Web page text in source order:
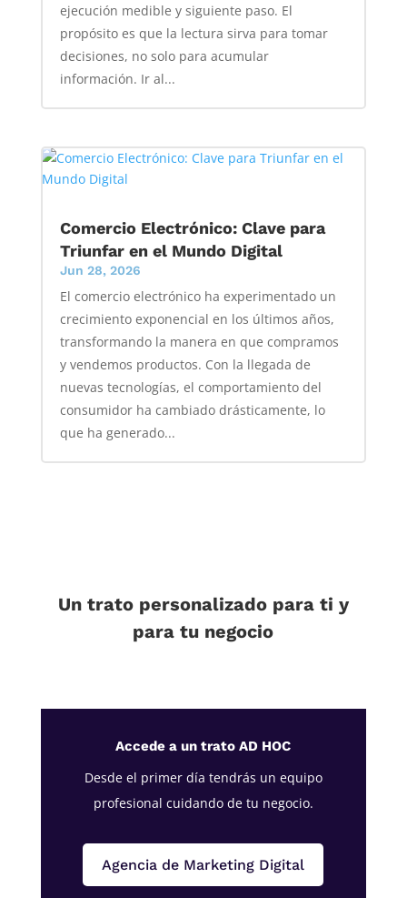
ejecución medible y siguiente paso. El
propósito es que la lectura sirva para tomar
decisiones, no solo para acumular
información. Ir al...
Comercio Electrónico: Clave para
Triunfar en el Mundo Digital
Jun 28, 2026
El comercio electrónico ha experimentado un
crecimiento exponencial en los últimos años,
transformando la manera en que compramos
y vendemos productos. Con la llegada de
nuevas tecnologías, el comportamiento del
consumidor ha cambiado drásticamente, lo
que ha generado...
Un trato personalizado para ti y
para tu negocio
Accede a un trato AD HOC
Desde el primer día tendrás un equipo
profesional cuidando de tu negocio.
Agencia de Marketing Digital